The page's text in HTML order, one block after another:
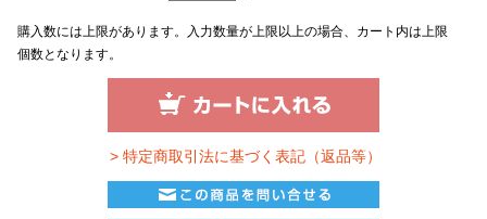
購入数には上限があります。入力数量が上限以上の場合、カート内は上限
個数となります。
> 特定商取引法に基づく表記（返品等）